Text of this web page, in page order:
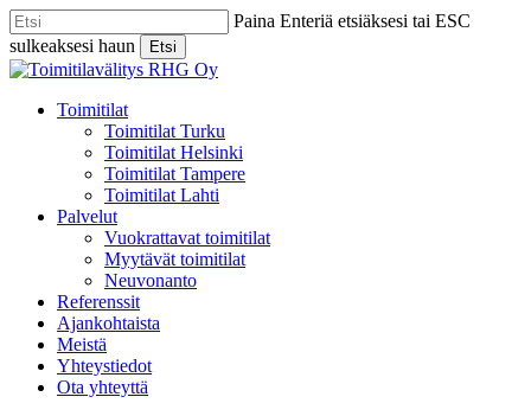
Skip
to
main
content
Paina Enteriä etsiäksesi tai ESC
sulkeaksesi haun
Etsi
Close
Menu
Toimitilat
Toimitilat Turku
Toimitilat Helsinki
Toimitilat Tampere
Toimitilat Lahti
Palvelut
Vuokrattavat toimitilat
Myytävät toimitilat
Neuvonanto
Referenssit
Ajankohtaista
Meistä
Yhteystiedot
Ota yhteyttä